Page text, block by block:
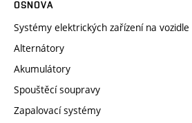
OSNOVA
Systémy elektrických zařízení na vozidle
Alternátory
Akumulátory
Spouštěcí soupravy
Zapalovací systémy